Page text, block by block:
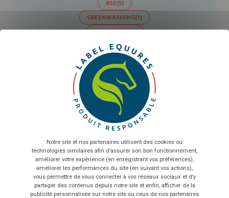
Label Produit Responsable : quelle différence et plus-value
avec les autres labels RSE existants ?
29
Entreprises et numérique responsable Comment sortir du
greenwashing ?
RSE(5)
GREENWASHING(1)
EMBALLAGE(1)
INDUSTRIE (1)
FACTURATION (1)
Sélectionnez nombre de salariés...
En envoyant le formulaire, vous acceptez que les
informations saisies soient exploitées dans le cadre de la
relation commerciale qui peut en découler
TÉLÉCHARGER
Notre site et nos partenaires utilisent des cookies ou
technologies similaires afin d’assurer son bon fonctionnement,
améliorer votre expérience (en enregistrant vos préférences),
améliorer les performances du site (en suivant vos actions),
vous permettre de vous connecter à vos réseaux sociaux et d’y
partager des contenus depuis notre site et enfin, afficher de la
publicité personnalisée sur notre site ou ceux de nos partenaires